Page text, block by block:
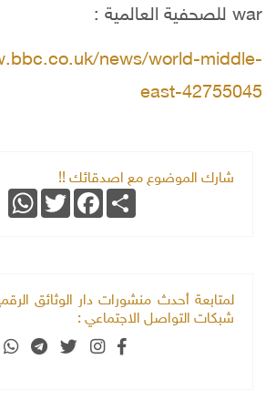
war للصحفية العالمية :
news/world-middle-
east-42755045
شارك الموضوع مع اصدقائك !!
Share
Facebook
Twitter
لمتابعة أحدث منشورات دار الوثائق
شبكات التواصل الاجتماعي :